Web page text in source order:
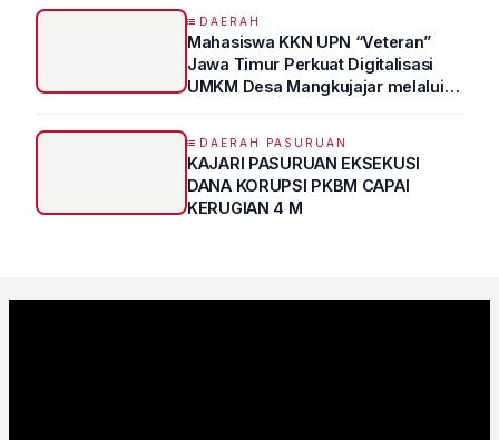
DAERAH
Mahasiswa KKN UPN “Veteran”
Jawa Timur Perkuat Digitalisasi
UMKM Desa Mangkujajar melalui
DAERAH PASURUAN
KAJARI PASURUAN EKSEKUSI
DANA KORUPSI PKBM CAPAI
KERUGIAN 4 M